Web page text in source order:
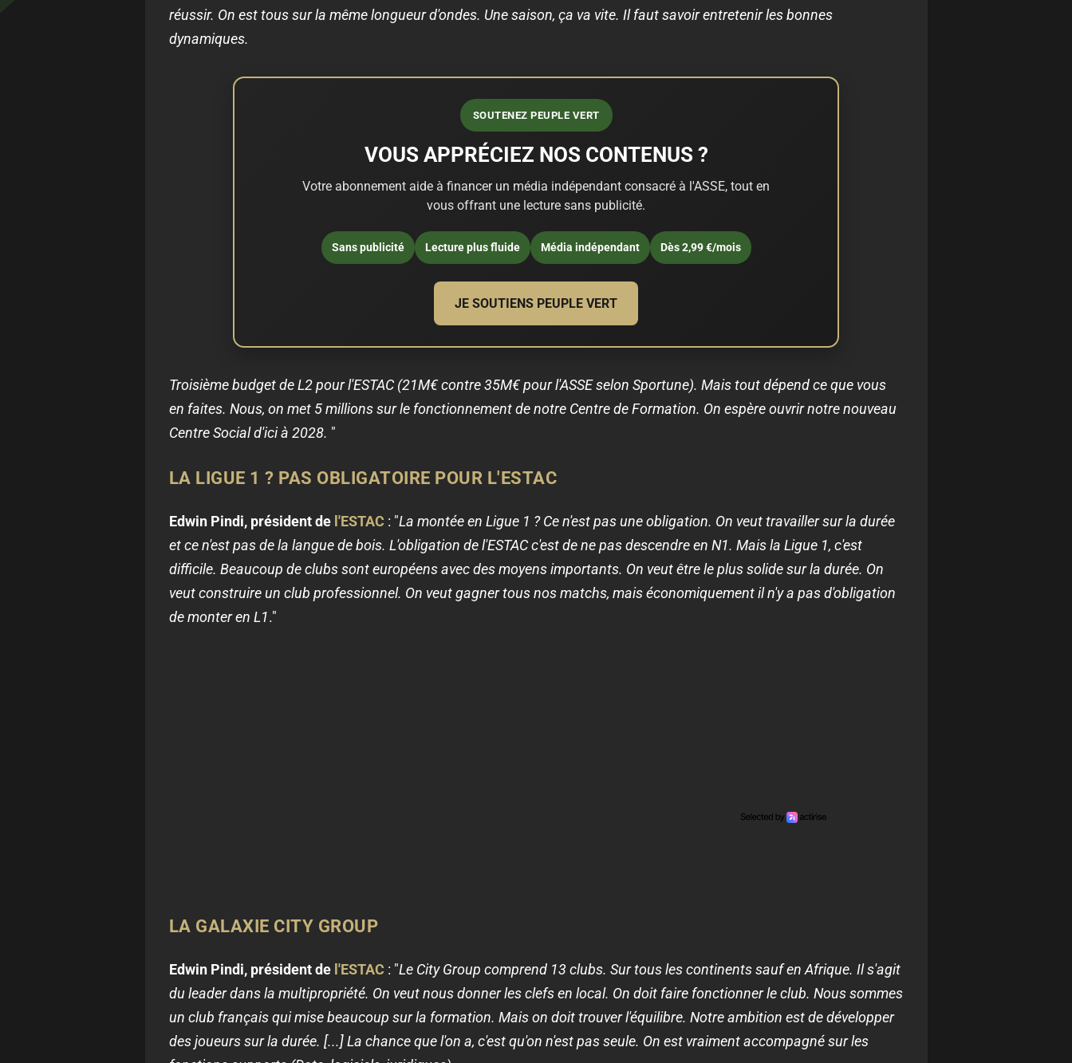
réussir. On est tous sur la même longueur d'ondes. Une saison, ça va vite. Il faut savoir entretenir les bonnes
dynamiques.
SOUTENEZ PEUPLE VERT
VOUS APPRÉCIEZ NOS CONTENUS ?
Votre abonnement aide à financer un média indépendant consacré à l'ASSE, tout en
vous offrant une lecture sans publicité.
Sans publicité Lecture plus fluide Média indépendant Dès 2,99 €/mois
JE SOUTIENS PEUPLE VERT
Troisième budget de L2 pour l'ESTAC (21M€ contre 35M€ pour l'ASSE selon Sportune). Mais tout dépend ce que vous
en faites. Nous, on met 5 millions sur le fonctionnement de notre Centre de Formation. On espère ouvrir notre nouveau
Centre Social d'ici à 2028. "
LA LIGUE 1 ? PAS OBLIGATOIRE POUR L'ESTAC
Edwin Pindi, président de l'ESTAC : "La montée en Ligue 1 ? Ce n'est pas une obligation. On veut travailler sur la durée
et ce n'est pas de la langue de bois. L'obligation de l'ESTAC c'est de ne pas descendre en N1. Mais la Ligue 1, c'est
difficile. Beaucoup de clubs sont européens avec des moyens importants. On veut être le plus solide sur la durée. On
veut construire un club professionnel. On veut gagner tous nos matchs, mais économiquement il n'y a pas d'obligation
de monter en L1."
LA GALAXIE CITY GROUP
Edwin Pindi, président de l'ESTAC : "Le City Group comprend 13 clubs. Sur tous les continents sauf en Afrique. Il s'agit
du leader dans la multipropriété. On veut nous donner les clefs en local. On doit faire fonctionner le club. Nous sommes
un club français qui mise beaucoup sur la formation. Mais on doit trouver l'équilibre. Notre ambition est de développer
des joueurs sur la durée. [...] La chance que l'on a, c'est qu'on n'est pas seule. On est vraiment accompagné sur les